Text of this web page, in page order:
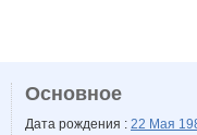
Основное
Дата рождения : 22 Мая